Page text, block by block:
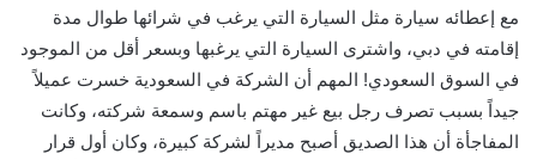
مع إعطائه سيارة مثل السيارة التي يرغب في شرائها طوال مدة
إقامته في دبي، واشترى السيارة التي يرغبها وبسعر أقل من الموجود
في السوق السعودي! المهم أن الشركة في السعودية خسرت عميلاً
جيداً بسبب تصرف رجل بيع غير مهتم باسم وسمعة شركته، وكانت
المفاجأة أن هذا الصديق أصبح مديراً لشركة كبيرة، وكان أول قرار